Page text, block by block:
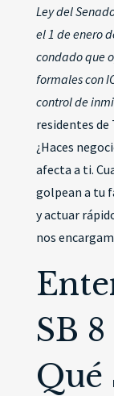
Ley del
el 1 de enero
condado que
formales con
control de
residentes
¿Haces
afecta a ti.
golpean a tu
y actuar
nos
SB
Qué